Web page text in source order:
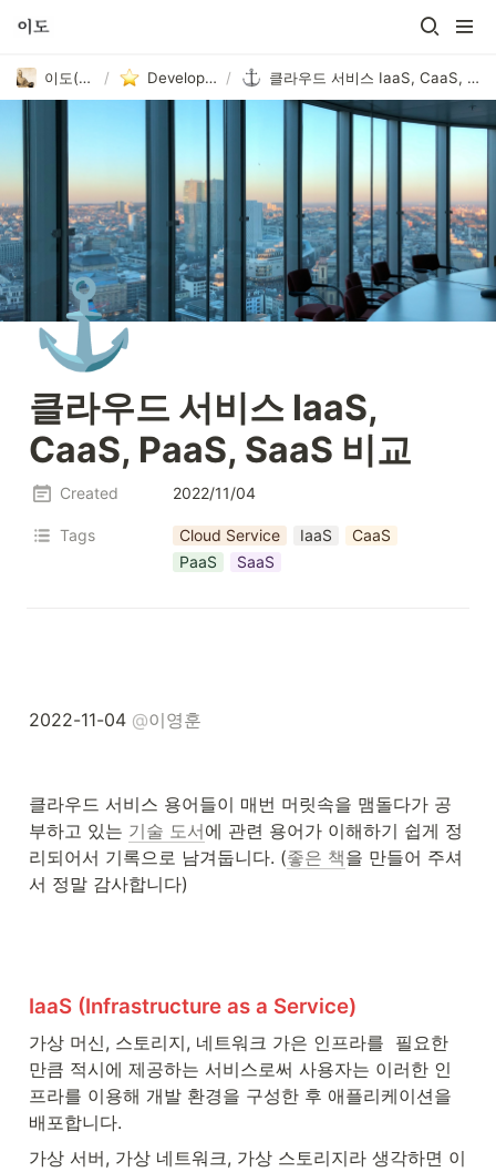
이도(李裪) / Develop(136) / 클라우드 서비스 IaaS, CaaS, PaaS, SaaS 비교
⚓
클라우드 서비스 IaaS,
CaaS, PaaS, SaaS 비교
Created 2022/11/04
Tags Cloud Service IaaS
CaaS
PaaS
SaaS
2022-11-04 @이영훈
클라우드 서비스 용어들이 매번 머릿속을 맴돌다가 공
부하고 있는 기술 도서에 관련 용어가 이해하기 쉽게 정
리되어서 기록으로 남겨둡니다. (좋은 책을 만들어 주셔
서 정말 감사합니다)
IaaS (Infrastructure as a Service)
가상 머신, 스토리지, 네트워크 가은 인프라를  필요한
만큼 적시에 제공하는 서비스로써 사용자는 이러한 인
프라를 이용해 개발 환경을 구성한 후 애플리케이션을
배포합니다.
가상 서버, 가상 네트워크, 가상 스토리지라 생각하면 이